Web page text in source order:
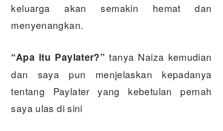
keluarga akan semakin hemat dan
menyenangkan.
“Apa itu Paylater?” tanya Naiza kemudian
dan saya pun menjelaskan kepadanya
tentang Paylater yang kebetulan pernah
saya ulas di sini